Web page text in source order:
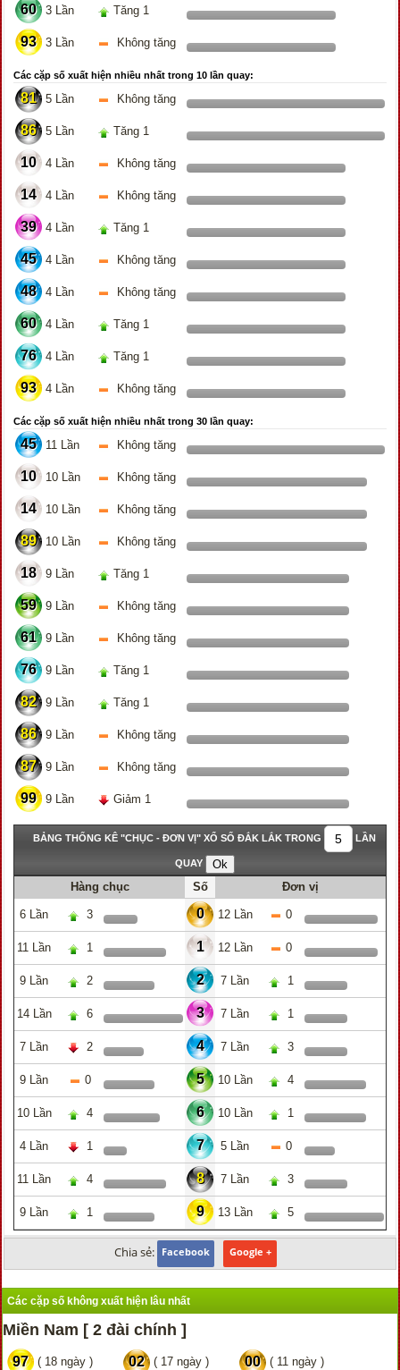
60 3 Lần Tăng 1
93 3 Lần Không tăng
Các cặp số xuất hiện nhiều nhất trong 10 lần quay:
81 5 Lần Không tăng
86 5 Lần Tăng 1
10 4 Lần Không tăng
14 4 Lần Không tăng
39 4 Lần Tăng 1
45 4 Lần Không tăng
48 4 Lần Không tăng
60 4 Lần Tăng 1
76 4 Lần Tăng 1
93 4 Lần Không tăng
Các cặp số xuất hiện nhiều nhất trong 30 lần quay:
45 11 Lần Không tăng
10 10 Lần Không tăng
14 10 Lần Không tăng
89 10 Lần Không tăng
18 9 Lần Tăng 1
59 9 Lần Không tăng
61 9 Lần Không tăng
76 9 Lần Tăng 1
82 9 Lần Tăng 1
86 9 Lần Không tăng
87 9 Lần Không tăng
99 9 Lần Giảm 1
BẢNG THỐNG KÊ "CHỤC - ĐƠN VỊ" XỔ SỐ ĐẮK LẮK TRONG LẦN
QUAY
Hàng chục Số Đơn vị
6 Lần 3 0 12 Lần 0
11 Lần 1 1 12 Lần 0
9 Lần 2 2 7 Lần 1
14 Lần 6 3 7 Lần 1
7 Lần 2 4 7 Lần 3
9 Lần 0 5 10 Lần 4
10 Lần 4 6 10 Lần 1
4 Lần 1 7 5 Lần 0
11 Lần 4 8 7 Lần 3
9 Lần 1 9 13 Lần 5
Chia sẻ: Facebook Google +
Các cặp số không xuất hiện lâu nhất
Miền Nam [ 2 đài chính ]
97 ( 18 ngày ) 02 ( 17 ngày ) 00 ( 11 ngày )